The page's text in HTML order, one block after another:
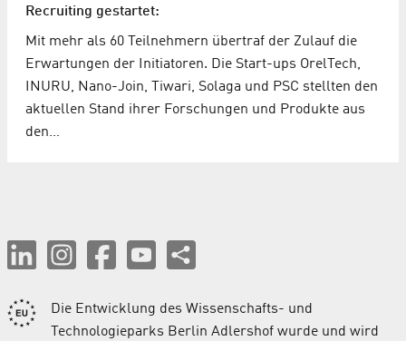
Recruiting gestartet:
Mit mehr als 60 Teilnehmern übertraf der Zulauf die
Erwartungen der Initiatoren. Die Start-ups OrelTech,
INURU, Nano-Join, Tiwari, Solaga und PSC stellten den
aktuellen Stand ihrer Forschungen und Produkte aus
den…
Die Entwicklung des Wissenschafts- und
Technologieparks Berlin Adlershof wurde und wird